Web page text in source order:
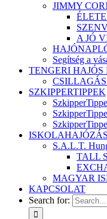
JIMMY
A JÓ
Segítség a
TENGERI HAJÓS
SZKIPPERTIPPEK
ISKOLAHAJÓZÁS
S.A.L.T.
TALL
MAGYAR
KAPCSOLAT
Search for: